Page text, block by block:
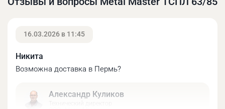
Рисунок 1 - Тиски станочные прецизионные
16.03.2026 в 11:45
Никита
Возможна доставка в Пермь?
Александр Куликов